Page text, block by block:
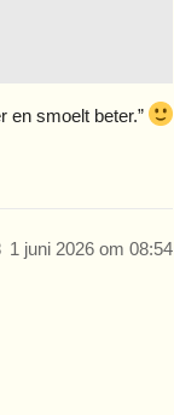
en smoelt beter.”
1 juni 2026 om 08:54